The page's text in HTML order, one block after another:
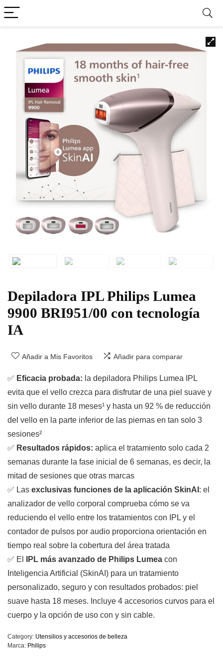
Depiladora IPL Philips Lumea
9900 BRI951/00 con tecnología
IA
Añadir a Mis Favoritos Añadir para comparar
✅ Eficacia probada: la depiladora Philips Lumea IPL
evita que el vello crezca para disfrutar de una piel suave y
sin vello durante 18 meses¹ y hasta un 92 % de reducción
del vello en la parte inferior de las piernas en tan solo 3
sesiones²
✅ Resultados rápidos: aplica el tratamiento solo cada 2
semanas durante la fase inicial de 6 semanas, es decir, la
mitad de sesiones que otras marcas
✅ Las exclusivas funciones de la aplicación SkinAI : el
analizador de vello corporal comprueba cómo se va
reduciendo el vello entre los tratamientos con IPL y el
contador de pulsos por audio proporciona orientación en
tiempo real sobre la cobertura del área tratada
✅ El IPL más avanzado de Philips Lumea con
Inteligencia Artificial (SkinAI) para un tratamiento
personalizado, seguro y con resultados probados: piel
suave hasta 18 meses. Incluye 4 accesorios curvos para el
cuerpo y la opción de uso con y sin cable.
Category: Utensilios y accesorios de belleza
Marca: Philips